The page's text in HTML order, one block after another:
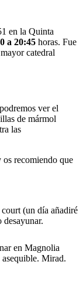
en la Quinta
a 20:45 horas. Fue
catedral
ver el
de mármol
las
recomiendo que
(un día añadiré
en Magnolia
Mirad.